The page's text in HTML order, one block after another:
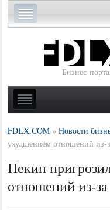
Бизнес-
FDLX.COM »Новости
ухудшением отношений из-
Пекин
отношений из-